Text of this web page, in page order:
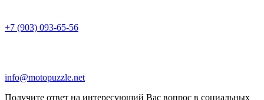
+7 (903) 093-65-56
info@motopuzzle.net
Получите ответ на интересующий Вас вопрос в социальных